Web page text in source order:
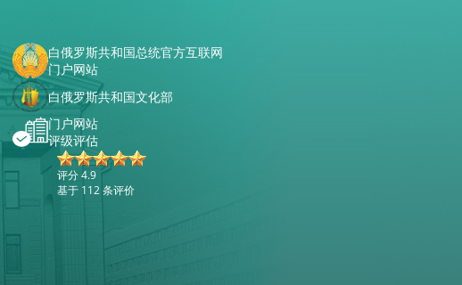
白俄罗斯共和国总统官方互联网
门户网站
白俄罗斯共和国文化部
门户网站
评级评估
评分 4.9
基于 112 条评价